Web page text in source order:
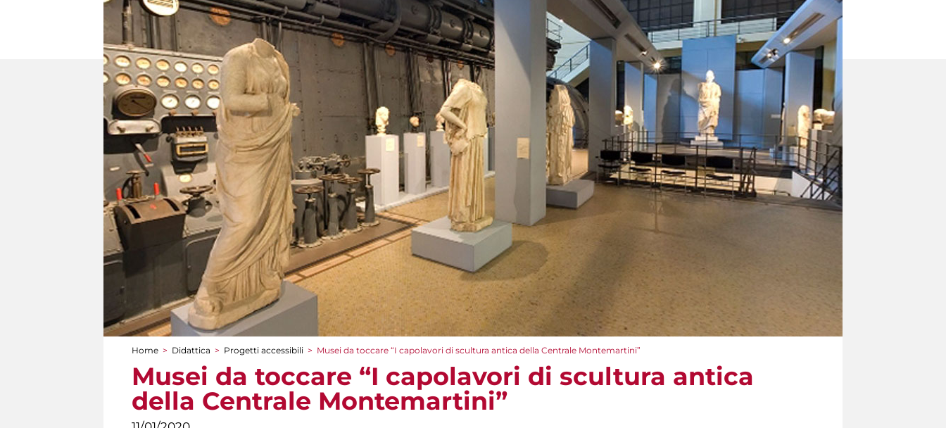
Tu sei qui
Home > Didattica > Progetti accessibili > Musei da toccare “I capolavori di scultura antica della Centrale Montemartini”
Musei da toccare “I capolavori di scultura antica
della Centrale Montemartini”